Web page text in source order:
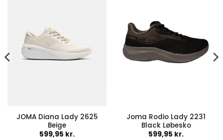
JOMA Diana Lady 2625
Beige
599,95 kr.
Joma Rodio Lady 2231
Black Løbesko
599,95 kr.